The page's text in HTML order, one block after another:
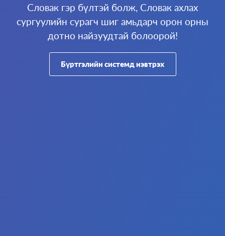
Словак гэр бүлтэй болж, Словак ахлах
сургуулийн сурагч шиг амьдарч орон орны
дотно найзуудтай болоорой!
Бүртгэлийн системд нэвтрэх